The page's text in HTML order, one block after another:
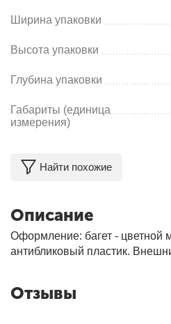
Ширина упаковки
Высота упаковки
Глубина упаковки
Габариты (единица
измерения)
Найти похожие
Описание
Оформление: багет - цветной
антибликовый пластик.
Отзывы